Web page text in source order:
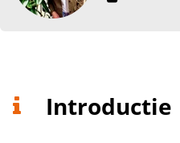
Introductie